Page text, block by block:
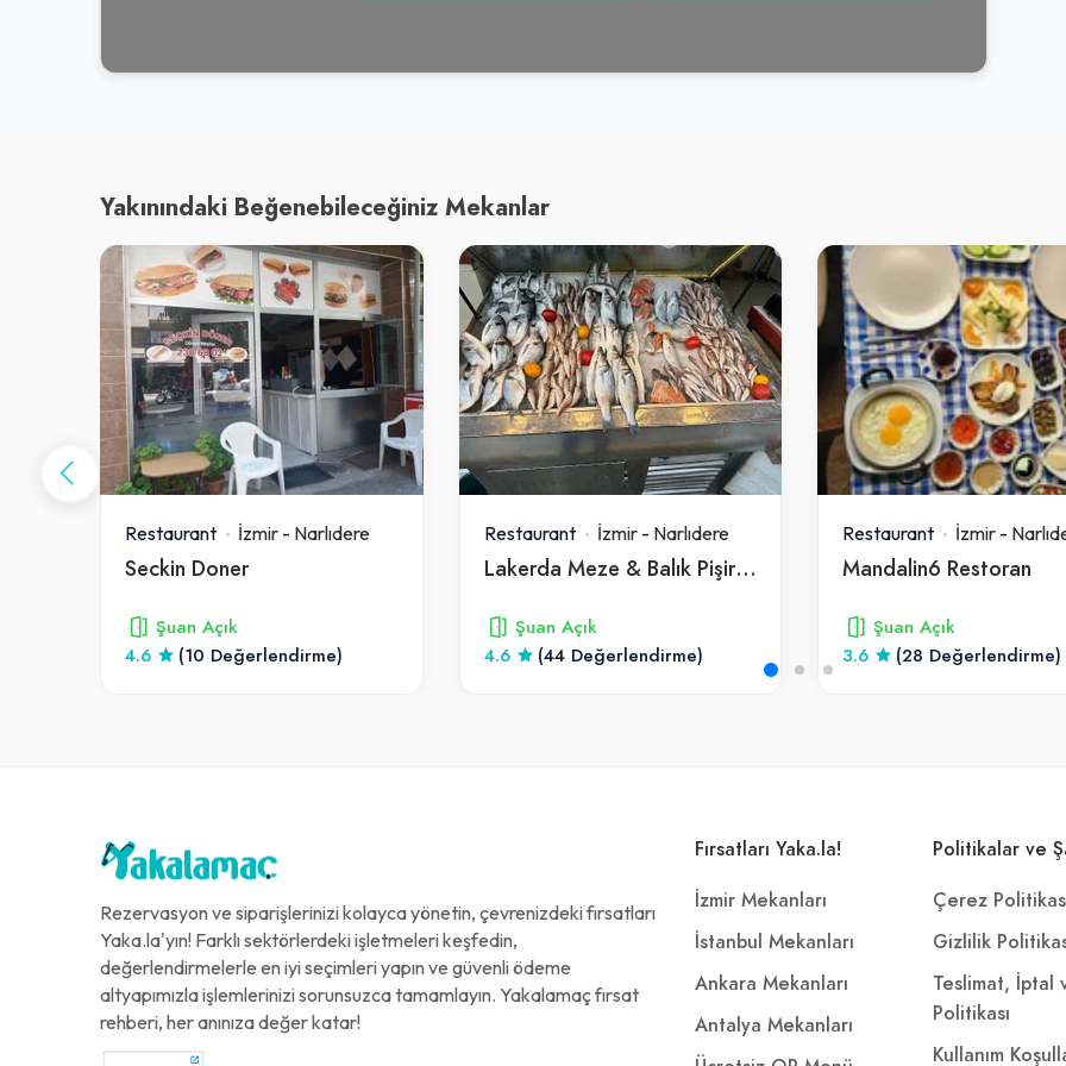
Yakınındaki Beğenebileceğiniz Mekanlar
Restaurant İzmir - Narlıdere
Seckin Doner
Şuan Açık
4.6
(10 Değerlendirme)
Restaurant İzmir- Narlıdere
Lakerda Meze & Balık Pişiricisi
Şuan Açık
4.6
(44 Değerlendirme)
Restaurant İzmir -
Mandalin6 Restoran
Şuan Açık
3.6
(28 Değerlendirme)
Rezervasyon ve siparişlerinizi kolayca yönetin, çevrenizdeki fırsatları
Yaka.la'yın! Farklı sektörlerdeki işletmeleri keşfedin,
değerlendirmelerle en iyi seçimleri yapın ve güvenli ödeme
altyapımızla işlemlerinizi sorunsuzca tamamlayın. Yakalamaç fırsat
rehberi, her anınıza değer katar!
Fırsatları Yaka.la!
İzmir Mekanları
İstanbul Mekanları
Ankara Mekanları
Antalya Mekanları
Politikalar ve
Çerez
Gizlilik
Teslimat, İptal
Politikası
Kullanım